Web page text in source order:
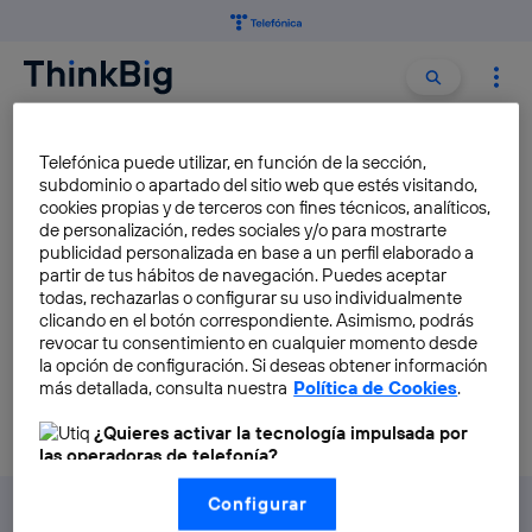
Buscar
TALENTUMLAB
Un año de retos cumplidos
por Talentum LAB
Elena Díaz
Telefónica puede utilizar, en función de la sección,
subdominio o apartado del sitio web que estés visitando,
cookies propias y de terceros con fines técnicos, analíticos,
de personalización, redes sociales y/o para mostrarte
publicidad personalizada en base a un perfil elaborado a
partir de tus hábitos de navegación. Puedes aceptar
todas, rechazarlas o configurar su uso individualmente
clicando en el botón correspondiente. Asimismo, podrás
revocar tu consentimiento en cualquier momento desde
la opción de configuración. Si deseas obtener información
más detallada, consulta nuestra Política de Cookies.
¿Quieres activar la tecnología impulsada por
las operadoras de telefonía?
Nosotros, Telefónica S.A., utilizamos la tecnología Utiq para
realizar nuestras acciones de marketing digital o análisis
(como se describe en este aviso de consentimiento)
Configurar